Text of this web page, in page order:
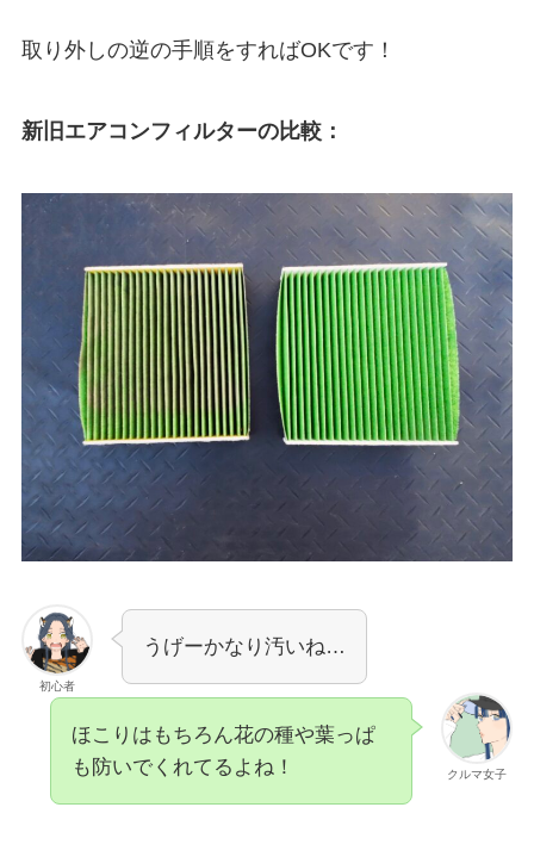
取り外しの逆の手順をすればOKです！
新旧エアコンフィルターの比較：
初心者
うげーかなり汚いね…
クルマ女子
ほこりはもちろん花の種や葉っぱ
も防いでくれてるよね！